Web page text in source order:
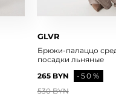
GLVR
Брюки-палаццо
посадки льняные
265 BYN
-50%
530 BYN